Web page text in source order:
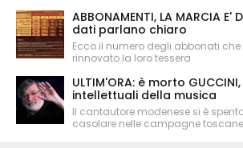
ABBONAMENTI, LA MARCIA E'
dati parlano chiaro
Ecco il numero degli abbonati
rinnovato la loro tessera
ULTIM'ORA: è morto
intellettuali della musica
Il cantautore modenese si è
casolare nelle campagne toscane